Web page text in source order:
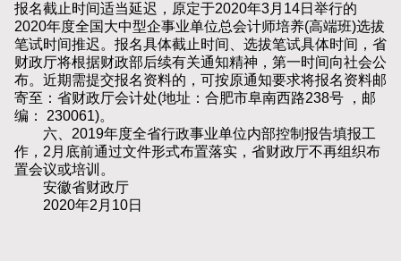
报名截止时间适当延迟，原定于2020年3月14日举行的
2020年度全国大中型企事业单位总会计师培养(高端班)选拔
笔试时间推迟。报名具体截止时间、选拔笔试具体时间，省
财政厅将根据财政部后续有关通知精神，第一时间向社会公
布。近期需提交报名资料的，可按原通知要求将报名资料邮
寄至：省财政厅会计处(地址：合肥市阜南西路238号 ，邮
编： 230061)。
六、2019年度全省行政事业单位内部控制报告填报工
作，2月底前通过文件形式布置落实，省财政厅不再组织布
置会议或培训。
安徽省财政厅
2020年2月10日